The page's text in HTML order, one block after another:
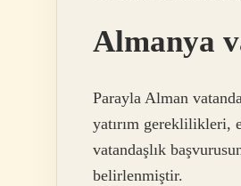
Almanya
Parayla Alman
yatırım gereklilikleri,
vatandaşlık
belirlenmiştir.